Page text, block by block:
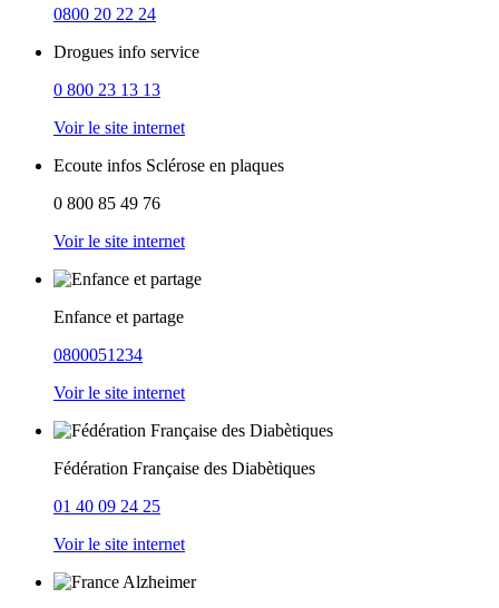
0800 20 22 24
Drogues info service
0 800 23 13 13
Voir le site internet
Ecoute infos Sclérose en plaques
0 800 85 49 76
Voir le site internet
Enfance et partage
0800051234
Voir le site internet
Fédération Française des Diabètiques
01 40 09 24 25
Voir le site internet